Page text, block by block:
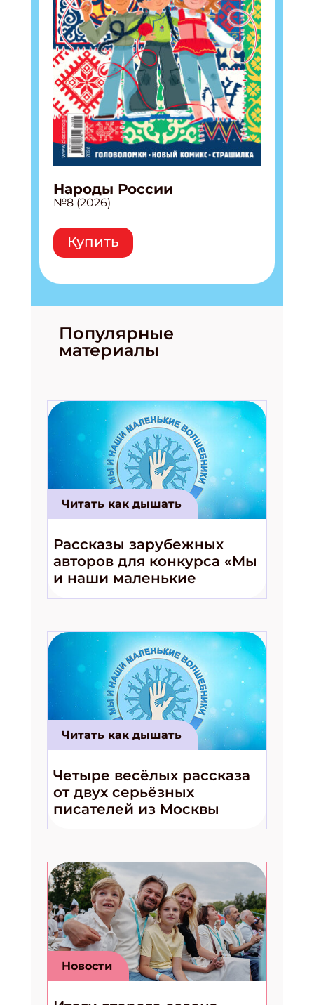
Народы России
№8 (2026)
Купить
Популярные
материалы
Читать как дышать
Рассказы зарубежных
авторов для конкурса «Мы
и наши маленькие
волшебники!»
Читать как дышать
Четыре весёлых рассказа
от двух серьёзных
писателей из Москвы
Новости
Подпишись на рассылку
Получи электронный "Классный журнал" в
подарок!
Укажите имя
Укажите Ваш Email